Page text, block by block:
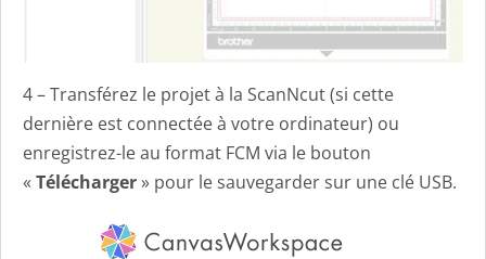
4 – Transférez le projet à la ScanNcut (si cette
dernière est connectée à votre ordinateur) ou
enregistrez-le au format FCM via le bouton
« Télécharger» pour le sauvegarder sur une clé USB.